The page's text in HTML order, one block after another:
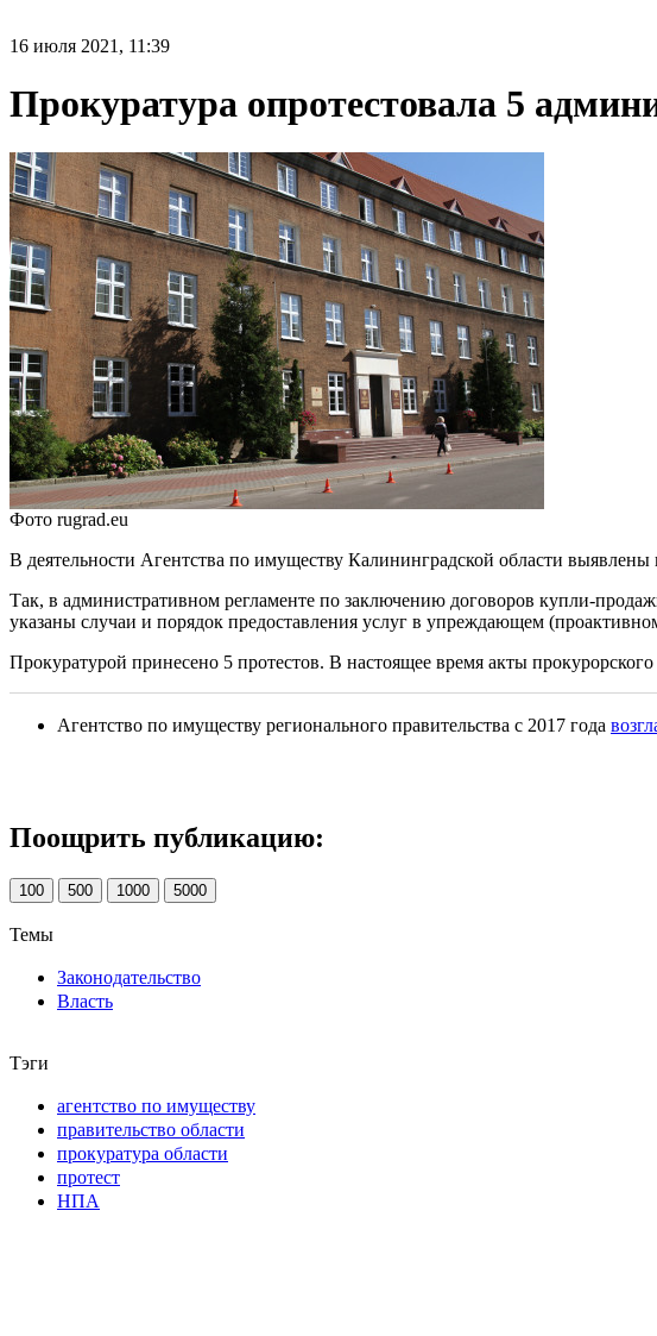
16 июля 2021, 11:39
Прокуратура опротестовала 5
Фото rugrad.eu
В деятельности Агентства по имуществу Калининградской области
Так, в административном регламенте по заключению договоров купли-
указаны случаи и порядок предоставления услуг в упреждающем
Прокуратурой принесено 5 протестов. В настоящее время акты
Агентство по имуществу регионального правительства с 2017 года
Поощрить публикацию:
100 500 1000 5000
Темы
Законодательство
Власть
Тэги
агентство по имуществу
правительство области
прокуратура области
протест
НПА